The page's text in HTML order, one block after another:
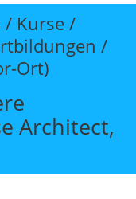
/ Kurse /
/
Ort)
Architect,